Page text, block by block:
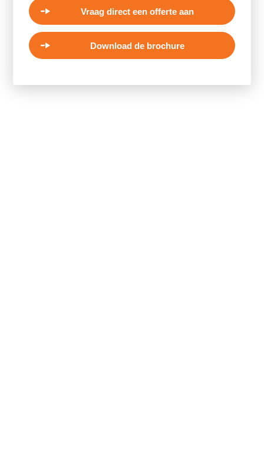
Vraag direct een offerte aan
Download de brochure